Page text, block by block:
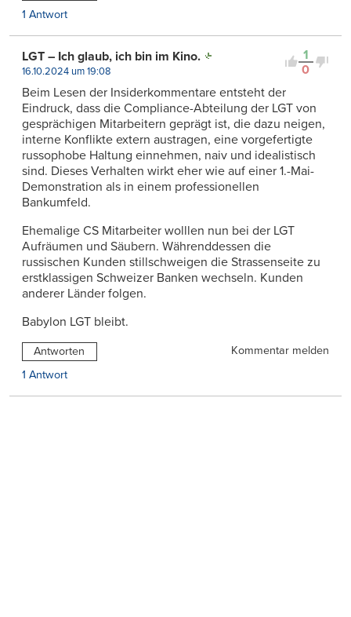
1 Antwort
1
0
LGT – Ich glaub, ich bin im Kino.
16.10.2024 um 19:08
Beim Lesen der Insiderkommentare entsteht der
Eindruck, dass die Compliance-Abteilung der LGT von
gesprächigen Mitarbeitern geprägt ist, die dazu neigen,
interne Konflikte extern austragen, eine vorgefertigte
russophobe Haltung einnehmen, naiv und idealistisch
sind. Dieses Verhalten wirkt eher wie auf einer 1.-Mai-
Demonstration als in einem professionellen
Bankumfeld.
Ehemalige CS Mitarbeiter wolllen nun bei der LGT
Aufräumen und Säubern. Währenddessen die
russischen Kunden stillschweigen die Strassenseite zu
erstklassigen Schweizer Banken wechseln. Kunden
anderer Länder folgen.
Babylon LGT bleibt.
Antworten
Kommentar melden
1 Antwort